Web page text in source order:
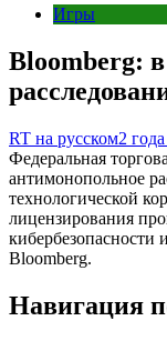
Игры
Bloomberg:
RT на русском2
Федеральная
антимонопольное
технологической
лицензирования
кибербезопасности
Bloomberg.
Навигация